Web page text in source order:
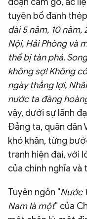
tuyên bố đanh
dài 5 năm, 10 năm,
Nội, Hải Phòng và
thể bị tàn phá.
không sợ! Không
ngày thắng lợi,
nước ta đàng
vậy, dưới sự lãnh
Đảng ta, quân dân
khó khăn, từng
tranh hiện đại, với
của chính nghĩa và
Tuyên ngôn "Nước
Nam là một" của